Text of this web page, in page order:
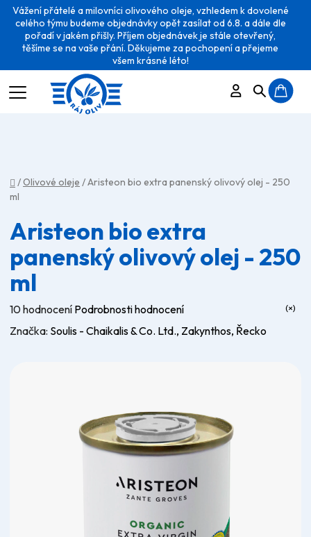
Vážení přátelé a milovníci olivového oleje, vzhledem k dovolené
celého týmu budeme objednávky opět zasílat od 6.8. a dále dle
pořadí v jakém přišly. Příjem objednávek je stále otevřený,
těšíme se na vaše přání. Děkujeme za pochopení a přejeme
všem krásné léto!
Přihlášení
Hledat
Domů
/Olivové oleje /Aristeon bio extra panenský olivový olej - 250
ml
Aristeon bio extra
panenský olivový olej - 250
ml
Průměrné
hodnocení
10 hodnocení Podrobnosti hodnocení
Značka: Soulis - Chaikalis & Co. Ltd., Zakynthos, Řecko